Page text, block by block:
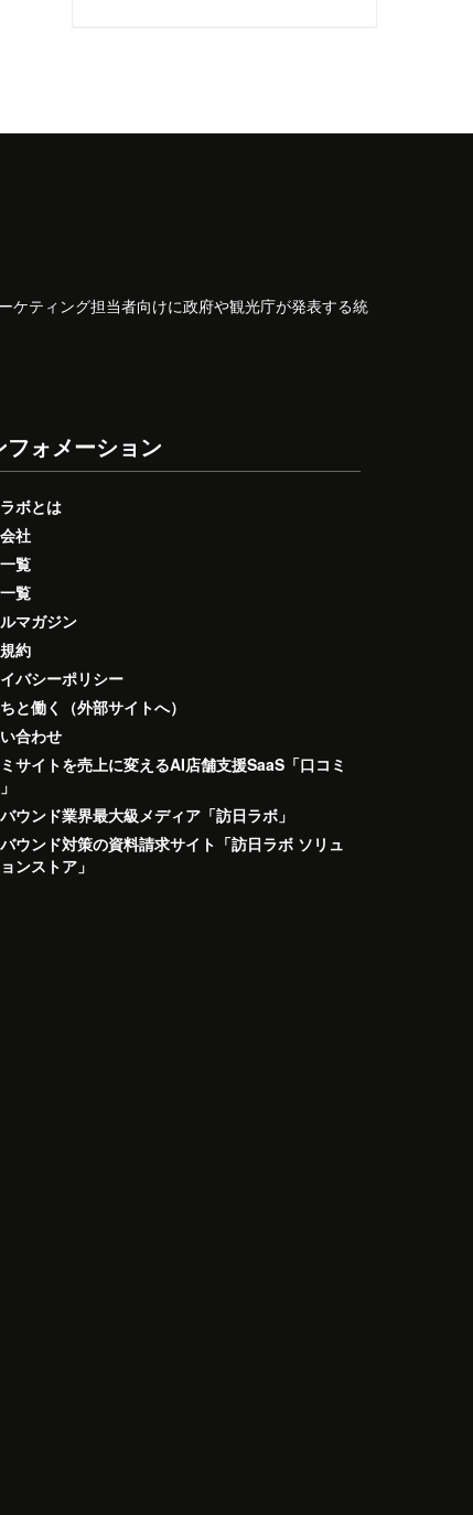
ケティング担当者向けに政府や観光庁が発表する統
フォメーション
ボとは
社
覧
覧
マガジン
約
バシーポリシー
と働く（外部サイトへ）
合わせ
サイトを売上に変えるAI店舗支援SaaS「口コミ
ウンド業界最大級メディア「訪日ラボ」
ウンド対策の資料請求サイト「訪日ラボ ソリュ
ンストア」